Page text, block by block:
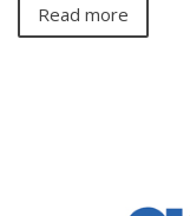
Read more